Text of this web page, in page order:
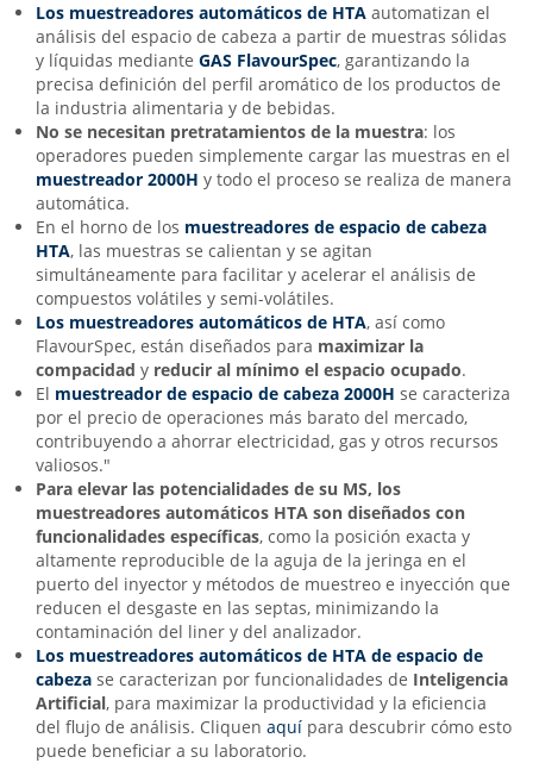
Los muestreadores automáticos de HTA automatizan el
análisis del espacio de cabeza a partir de muestras sólidas
y líquidas mediante GAS FlavourSpec, garantizando la
precisa definición del perfil aromático de los productos de
la industria alimentaria y de bebidas.
No se necesitan pretratamientos de la muestra: los
operadores pueden simplemente cargar las muestras en el
muestreador 2000H y todo el proceso se realiza de manera
automática.
En el horno de los muestreadores de espacio de cabeza
HTA, las muestras se calientan y se agitan
simultáneamente para facilitar y acelerar el análisis de
compuestos volátiles y semi-volátiles.
Los muestreadores automáticos de HTA, así como
FlavourSpec, están diseñados para maximizar la
compacidad y reducir al mínimo el espacio ocupado.
El muestreador de espacio de cabeza 2000H se caracteriza
por el precio de operaciones más barato del mercado,
contribuyendo a ahorrar electricidad, gas y otros recursos
valiosos."
Para elevar las potencialidades de su MS, los
muestreadores automáticos HTA son diseñados con
funcionalidades específicas, como la posición exacta y
altamente reproducible de la aguja de la jeringa en el
puerto del inyector y métodos de muestreo e inyección que
reducen el desgaste en las septas, minimizando la
contaminación del liner y del analizador.
Los muestreadores automáticos de HTA de espacio de
cabeza se caracterizan por funcionalidades de Inteligencia
Artificial, para maximizar la productividad y la eficiencia
del flujo de análisis. Cliquen aquí para descubrir cómo esto
puede beneficiar a su laboratorio.